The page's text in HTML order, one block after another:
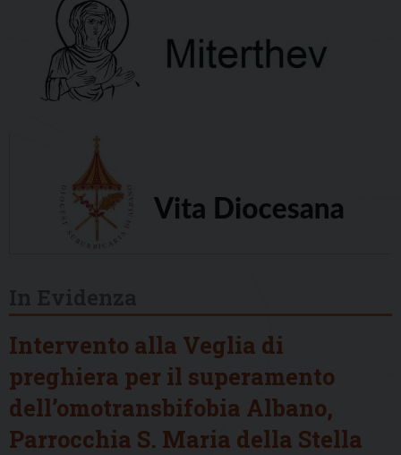
Intervento alla Veglia di
preghiera per il superamento
dell’omotransbifobia Albano,
Parrocchia S. Maria della Stella